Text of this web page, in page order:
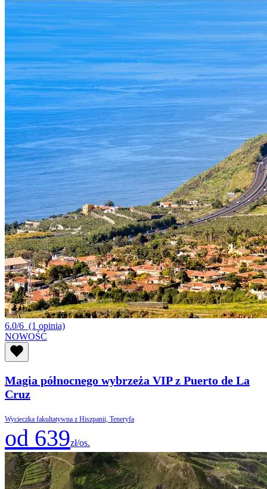
6.0/6 (1 opinia)
NOWOŚĆ
Magia północnego wybrzeża VIP z Puerto de La
Cruz
Wycieczka fakultatywna z Hiszpanii, Teneryfa
od 639zł/os.